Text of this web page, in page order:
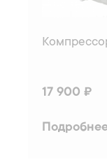
17 900 ₽